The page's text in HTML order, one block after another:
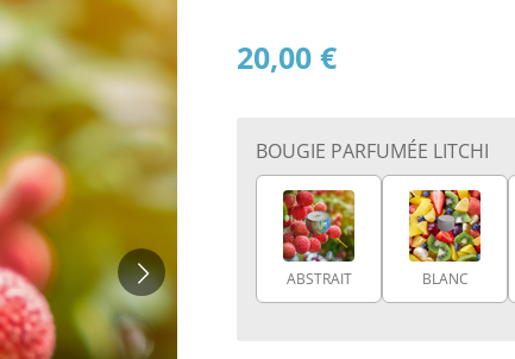
20,00 €
BOUGIE PARFUMÉE LITCHI
ABSTRAIT BLANC